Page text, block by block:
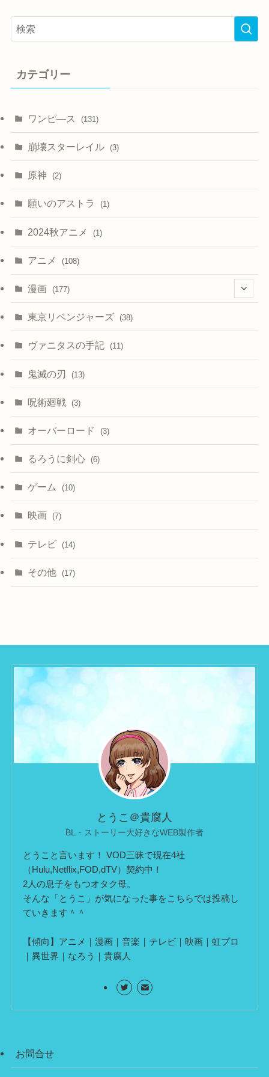
カテゴリー
ワンピ―ス (131)
崩壊スターレイル (3)
原神 (2)
願いのアストラ (1)
2024秋アニメ (1)
アニメ (108)
漫画 (177)
(4)
東京リベンジャーズ (38)
ヴァニタスの手記 (11)
鬼滅の刃 (13)
呪術廻戦 (3)
オーバーロード (3)
るろうに剣心 (6)
ゲーム (10)
映画 (7)
テレビ (14)
その他 (17)
とうこ＠貴腐人
BL・ストーリー大好きなWEB製作者
とうこと言います！ VOD三昧で現在4社
（Hulu,Netflix,FOD,dTV）契約中！
2人の息子をもつオタク母。
そんな「とうこ」が気になった事をこちらでは投稿し
ていきます＾＾
【傾向】アニメ｜漫画｜音楽｜テレビ｜映画｜虹プロ
｜異世界｜なろう｜貴腐人
お問合せ